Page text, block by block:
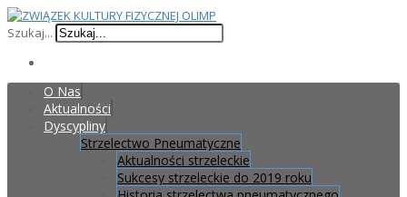
Szukaj...
O Nas
Aktualności
Dyscypliny
Strzelectwo Pneumatyczne
Aktualności strzeleckie
Sukcesy strzeleckie do 2019 roku